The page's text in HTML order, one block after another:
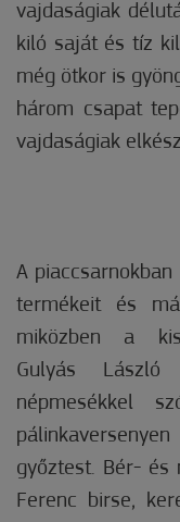
vajdaságiak
kiló saját és tíz
még ötkor is
három csapat
vajdaságiak
A
termékeit és
miközben a
Gulyás László
népmesékkel
győztest. Bér- és
Ferenc birse,